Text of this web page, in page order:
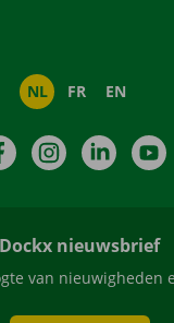
NL FR EN
FacebookInstagramLinkedIn
Dockx nieuwsbrief
van nieuwigheden